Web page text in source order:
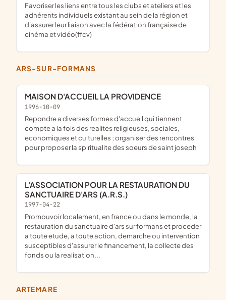
favoriser les liens entre tous les clubs et ateliers et les
adhérents individuels existant au sein de la région et
d'assurer leur liaison avec la fédération française de
cinéma et vidéo(ffcv)
ARS-SUR-FORMANS
MAISON D'ACCUEIL LA PROVIDENCE
1996-10-09
repondre a diverses formes d'accueil qui tiennent
compte a la fois des realites religieuses, sociales,
economiques et culturelles ; organiser des rencontres
pour proposer la spiritualite des soeurs de saint joseph
L'ASSOCIATION POUR LA RESTAURATION DU
SANCTUAIRE D'ARS (A.R.S.)
1997-04-22
promouvoir localement, en france ou dans le monde, la
restauration du sanctuaire d'ars sur formans et proceder
a toute etude, a toute action, demarche ou intervention
susceptibles d'assurer le financement, la collecte des
fonds ou la realisation...
ARTEMARE